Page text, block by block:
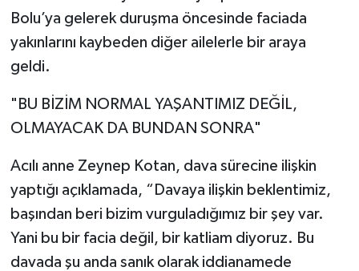
Bolu’ya gelerek duruşma öncesinde faciada
yakınlarını kaybeden diğer ailelerle bir araya
geldi.
"BU BİZİM NORMAL YAŞANTIMIZ DEĞİL,
OLMAYACAK DA BUNDAN SONRA"
Acılı anne Zeynep Kotan, dava sürecine ilişkin
yaptığı açıklamada, “Davaya ilişkin beklentimiz,
başından beri bizim vurguladığımız bir şey var.
Yani bu bir facia değil, bir katliam diyoruz. Bu
davada şu anda sanık olarak iddianamede